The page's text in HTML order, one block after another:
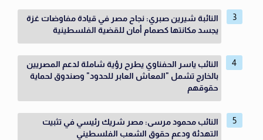
النائبة شيرين صبري: نجاح مصر في قيادة مفاوضات غزة
يجسد مكانتها كصمام أمان للقضية الفلسطينية
النائب ياسر الحفناوي يطرح رؤية شاملة لدعم المصريين
بالخارج تشمل "المعاش العابر للحدود" وصندوق لحماية
حقوقهم
النائب محمود مرسى: مصر شريك رئيسي في تثبيت
التهدئة ودعم حقوق الشعب الفلسطيني